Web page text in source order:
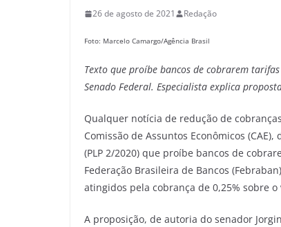
26 de agosto de 2021 Redação
Foto: Marcelo Camargo/Agência Brasil
Texto que proíbe bancos de cobrarem
Senado Federal. Especialista explica
Qualquer notícia de redução de
Comissão de Assuntos Econômicos
(PLP 2/2020) que proíbe bancos de
Federação Brasileira de Bancos
atingidos pela cobrança de 0,25% sobre
A proposição, de autoria do senador